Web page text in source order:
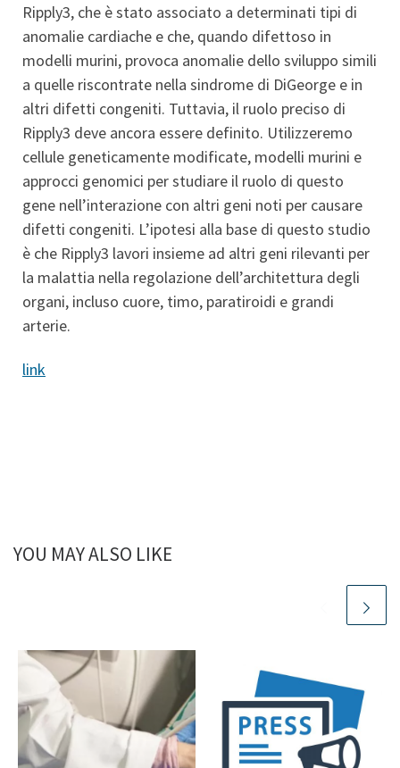
Ripply3, che è stato associato a determinati tipi di
anomalie cardiache e che, quando difettoso in
modelli murini, provoca anomalie dello sviluppo simili
a quelle riscontrate nella sindrome di DiGeorge e in
altri difetti congeniti. Tuttavia, il ruolo preciso di
Ripply3 deve ancora essere definito. Utilizzeremo
cellule geneticamente modificate, modelli murini e
approcci genomici per studiare il ruolo di questo
gene nell’interazione con altri geni noti per causare
difetti congeniti. L’ipotesi alla base di questo studio
è che Ripply3 lavori insieme ad altri geni rilevanti per
la malattia nella regolazione dell’architettura degli
organi, incluso cuore, timo, paratiroidi e grandi
arterie.
link
YOU MAY ALSO LIKE